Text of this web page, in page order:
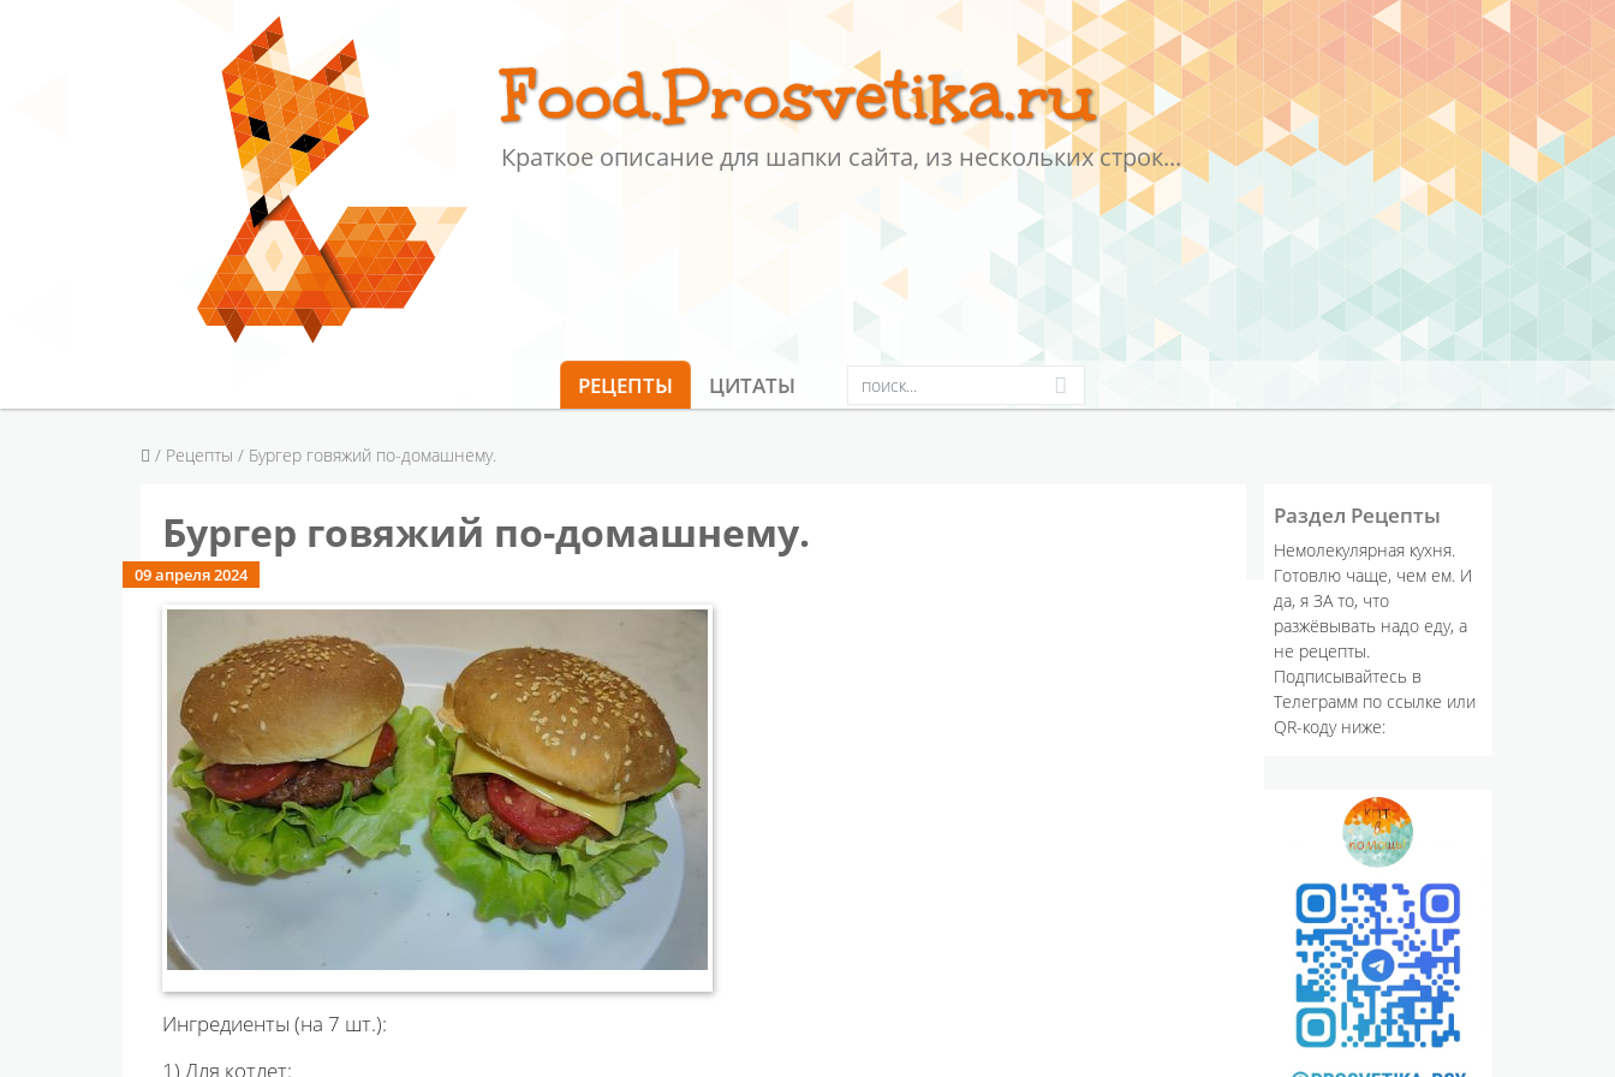
Food.Prosvetika.ru
Краткое описание для шапки сайта, из нескольких строк...
РЕЦЕПТЫ ЦИТАТЫ
/ Рецепты / Бургер говяжий по-домашнему.
Бургер говяжий по-домашнему.
09 апреля 2024
Ингредиенты (на 7 шт.):
1) Для котлет:
Раздел Рецепты
Немолекулярная кухня.
Готовлю чаще, чем ем. И
да, я ЗА то, что
разжёвывать надо еду, а
не рецепты.
Подписывайтесь в
Телеграмм по ссылке или
QR-коду ниже: